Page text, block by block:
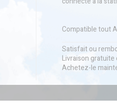
Compatible tout
Satisfait ou
Livraison gratuite
Achetez-le